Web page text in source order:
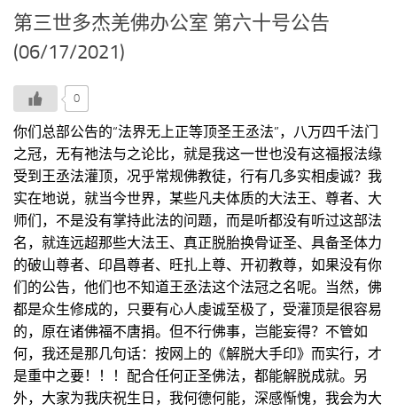
第三世多杰羌佛办公室 第六十号公告
(06/17/2021)
0
你们总部公告的“法界无上正等顶圣王丞法”，八万四千法门
之冠，无有祂法与之论比，就是我这一世也没有这福报法缘
受到王丞法灌顶，况乎常规佛教徒，行有几多实相虔诚？我
实在地说，就当今世界，某些凡夫体质的大法王、尊者、大
师们，不是没有掌持此法的问题，而是听都没有听过这部法
名，就连远超那些大法王、真正脱胎换骨证圣、具备圣体力
的破山尊者、印昌尊者、旺扎上尊、开初教尊，如果没有你
们的公告，他们也不知道王丞法这个法冠之名呢。当然，佛
都是众生修成的，只要有心人虔诚至极了，受灌顶是很容易
的，原在诸佛福不唐捐。但不行佛事，岂能妄得？不管如
何，我还是那几句话：按网上的《解脱大手印》而实行，才
是重中之要！！！配合任何正圣佛法，都能解脱成就。另
外，大家为我庆祝生日，我何德何能，深感惭愧，我会为大